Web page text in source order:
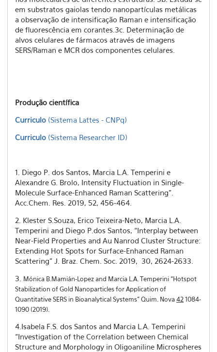
em substratos gaiolas tendo nanopartículas metálicas
a observação de intensificação Raman e intensificação
de fluorescência em corantes.3c. Determinação de
alvos celulares de fármacos através de imagens
SERS/Raman e MCR dos componentes celulares.
Produção científica
Curriculo (Sistema Lattes - CNPq)
Curriculo (Sistema Researcher ID)
1. Diego P. dos Santos, Marcia L.A. Temperini e
Alexandre G. Brolo, Intensity Fluctuation in Single-
Molecule Surface-Enhanced Raman Scattering”.
Acc.Chem. Res. 2019, 52, 456-464.
2. Klester S.Souza, Erico Teixeira-Neto, Marcia L.A.
Temperini and Diego P.dos Santos, “Interplay between
Near-Field Properties and Au Nanrod Cluster Structure:
Extending Hot Spots for Surface-Enhanced Raman
Scattering” J. Braz. Chem. Soc. 2019, 30, 2624-2633.
3.
Mónica B.Mamián-Lopez and Marcia L.A. Temperini “Hotspot
Stabilization of Gold Nanoparticles for Application of
Quantitative SERS in Bioanalytical Systems” Quim. Nova421084-
1090 (2019).
4.Isabela F.S. dos Santos and Marcia L.A. Temperini
“Investigation of the Correlation between Chemical
Structure and Morphology in Oligoaniline Microspheres